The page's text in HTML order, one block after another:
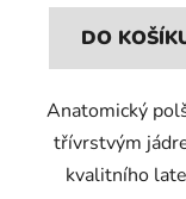
DO
Anatomický
třívrstvým
kvalitního